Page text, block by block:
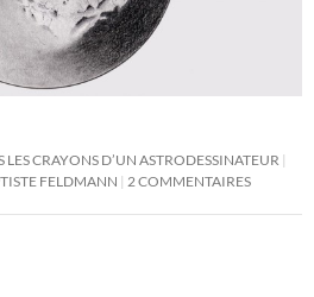
LES CRAYONS D’UN ASTRODESSINATEUR
FELDMANN 2 COMMENTAIRES